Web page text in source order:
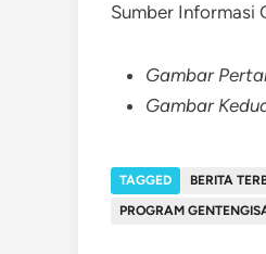
Sumber Informasi
Gambar
Gambar
TAGGED BERITA
PROGRAM